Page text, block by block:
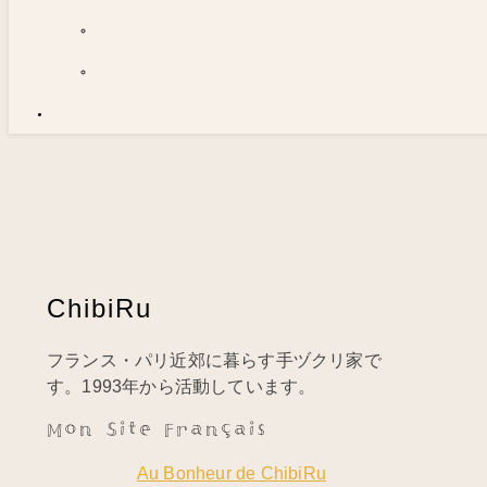
ChibiRu
フランス・パリ近郊に暮らす手ヅクリ家で
す。1993年から活動しています。
Mon Site Français
Au Bonheur de ChibiRu